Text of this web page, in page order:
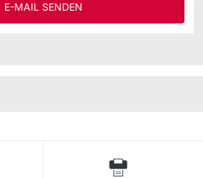
E-MAIL SENDEN